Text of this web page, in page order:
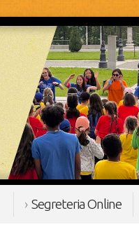
Segreteria Online